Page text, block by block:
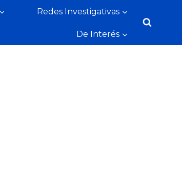
Redes Investigativas
De Interés